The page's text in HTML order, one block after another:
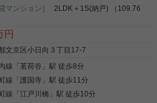
谷」徒歩7分 スタイリッシュな低層マンショ
、おしゃれな洗面台。 新婚さんやカップルに
めのお部屋です。 ※室内写真は同間取り別部
も充実。 駐輪は1住戸1台無料です。 バイク
います。 定期借家3年契約となります
にお問い合わせくださいませ。
詳細を見る
駅徒歩5分の1DKのお部屋をご紹介です！ 南
ウォークインクローゼットあり！
多い方には重宝します！ 浴室乾燥機、独立
内設備も充実☆ お気軽にお問い合わせく
ホーム株式会社 茗荷谷店 TEL：03-6902-
詳細を見る
マンション］
2LDK＋1S(納戸) （109.76
円
文京区小日向３丁目17-7
線 「茗荷谷 」駅 徒歩8分
線 「護国寺 」駅 徒歩11分
線 「江戸川橋 」駅 徒歩10分